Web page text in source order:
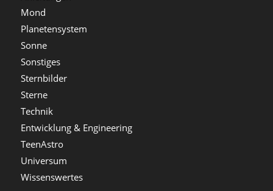
Mond
Planetensystem
Sonne
Sonstiges
Sternbilder
Sterne
Technik
Entwicklung & Engineering
TeenAstro
Universum
Wissenswertes